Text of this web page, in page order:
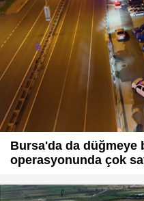
Bursa'da da düğmeye
operasyonunda çok